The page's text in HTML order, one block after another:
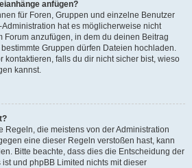
anfügen?
für Foren, Gruppen und einzelne Benutzer
hat es möglicherweise nicht
Forum anzufügen, in dem du deinen Beitrag
Gruppen dürfen Dateien hochladen.
kontaktieren, falls du dir nicht sicher bist, wieso
kannst.
Regeln, die meistens von der Administration
eine dieser Regeln verstoßen hast, kann
Bitte beachte, dass dies die Entscheidung der
und phpBB Limited nichts mit dieser